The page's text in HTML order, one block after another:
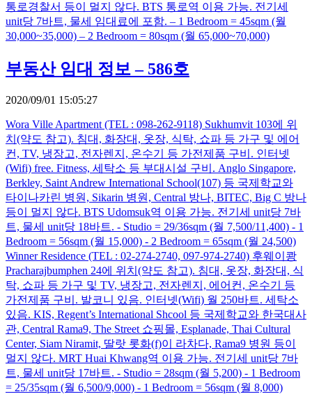
통로경찰서 등이 멀지 않다. BTS 통로역 이용 가능. 전기세
unit당 7바트, 물세 임대료에 포함. – 1 Bedroom = 45sqm (월
30,000~35,000) – 2 Bedroom = 80sqm (월 65,000~70,000)
부동산 임대 정보 – 586호
2020/09/01 15:05:27
Wora Ville Apartment (TEL : 098-262-9118) Sukhumvit 103에 위
치(약도 참고). 침대, 화장대, 옷장, 식탁, 쇼파 등 가구 및 에어
컨, TV, 냉장고, 전자렌지, 온수기 등 가전제품 구비. 인터넷
(Wifi) free. Fitness, 세탁소 등 부대시설 구비. Anglo Singapore,
Berkley, Saint Andrew International School(107) 등 국제학교와
타이나카린 병원, Sikarin 병원, Central 방나, BITEC, Big C 방나
등이 멀지 않다. BTS Udomsuk역 이용 가능. 전기세 unit당 7바
트, 물세 unit당 18바트. - Studio = 29/36sqm (월 7,500/11,400) - 1
Bedroom = 56sqm (월 15,000) - 2 Bedroom = 65sqm (월 24,500)
Winner Residence (TEL : 02-274-2740, 097-974-2740) 후웨이쾅
Pracharajbumphen 24에 위치(약도 참고). 침대, 옷장, 화장대, 식
탁, 쇼파 등 가구 및 TV, 냉장고, 전자렌지, 에어컨, 온수기 등
가전제품 구비. 발코니 있음. 인터넷(Wifi) 월 250바트. 세탁소
있음. KIS, Regent’s International Shcool 등 국제학교와 한국대사
관, Central Rama9, The Street 쇼핑몰, Esplanade, Thai Cultural
Center, Siam Niramit, 딸랏 롯화(f)이 라차다, Rama9 병원 등이
멀지 않다. MRT Huai Khwang역 이용 가능. 전기세 unit당 7바
트, 물세 unit당 17바트. - Studio = 28sqm (월 5,200) - 1 Bedroom
= 25/35sqm (월 6,500/9,000) - 1 Bedroom = 56sqm (월 8,000)